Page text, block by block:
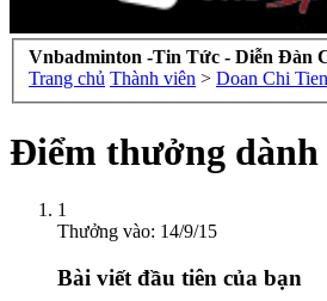
Vnbadminton -Tin Tức - Diễn Đàn
Trang chủ Thành viên > Doan Chi Tien
Điểm thưởng dành
1
Thưởng vào: 14/9/15
Bài viết đầu tiên của bạn